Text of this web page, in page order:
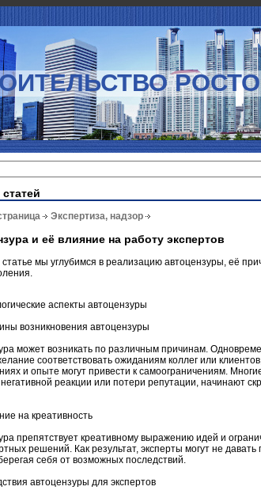
Экспертиза, надзор
и её влияние на работу экспертов
статье мы углубимся в реализацию автоцензуры, её
аспекты автоцензуры
возникновения автоцензуры
может возникать по различным причинам.
соответствовать ожиданиям коллег или
и опыте могут привести к самоограничениям.
реакции или потери репутации, начинают
на креативность
препятствует креативному выражению идей и
решений. Как результат, эксперты могут не
себя от возможных последствий.
автоцензуры для экспертов